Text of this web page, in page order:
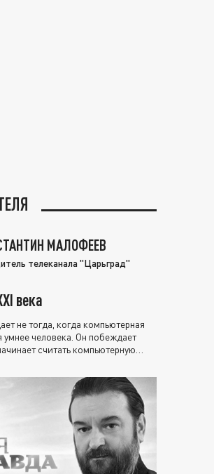
МАЛОФЕЕВ
телеканала "Царьград"
века
не тогда, когда компьютерная
умнее человека. Он побеждает
считать компьютерную